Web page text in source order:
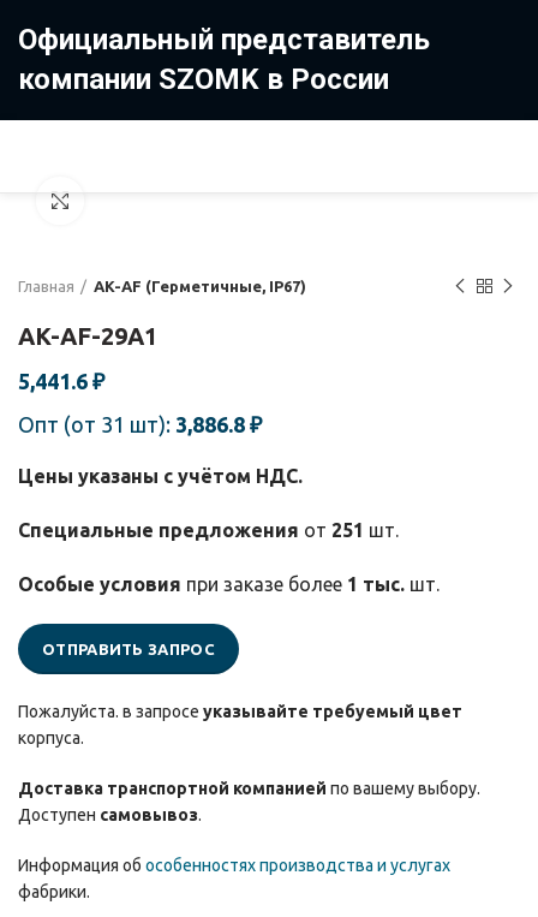
Официальный представитель
компании SZOMK в России
Главная AK-AF (Герметичные, IP67)
AK-AF-29A1
5,441.6 ₽
Опт (от 31 шт): 3,886.8 ₽
Цены указаны с учётом НДС.
Специальные предложения от 251 шт.
Особые условия при заказе более 1 тыс. шт.
ОТПРАВИТЬ ЗАПРОС
Пожалуйста. в запросе указывайте требуемый цвет
корпуса.
Доставка транспортной компанией по вашему выбору.
Доступен самовывоз.
Информация об особенностях производства и услугах
фабрики.